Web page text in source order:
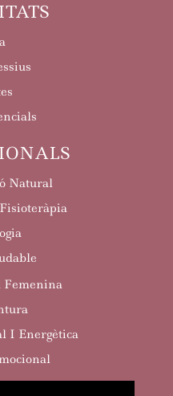
Natural
Femenina
I Energètica